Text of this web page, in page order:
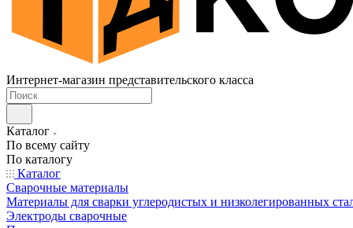
Интернет-магазин представительского класса
Каталог
По всему сайту
По каталогу
Каталог
Сварочные материалы
Материалы для сварки углеродистых и низколегированных
Электроды сварочные